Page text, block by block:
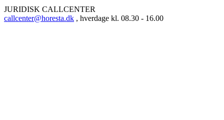
JURIDISK CALLCENTER
callcenter@horesta.dk , hverdage kl. 08.30 - 16.00